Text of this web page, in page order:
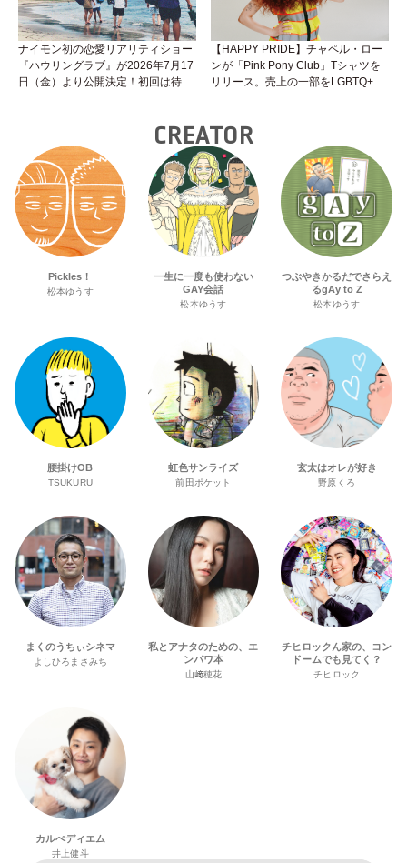
ナイモン初の恋愛リアリティショー
『ハウリングラブ』が2026年7月17
日（金）より公開決定！初回は待望
【HAPPY PRIDE】チャペル・ロー
ンが「Pink Pony Club」Tシャツを
リリース。売上の一部をLGBTQ+＆
CREATOR
Pickles！
松本ゆうす
一生に一度も使わない
GAY会話
松本ゆうす
つぶやきかるだでさらえ
るgAy to Z
松本ゆうす
腰掛けOB
TSUKURU
虹色サンライズ
前田ポケット
玄太はオレが好き
野原くろ
まくのうちぃシネマ
よしひろまさみち
私とアナタのための、エ
ンパワ本
山﨑穂花
チヒロックん家の、コン
ドームでも見てく？
チヒロック
カルぺディエム
井上健斗